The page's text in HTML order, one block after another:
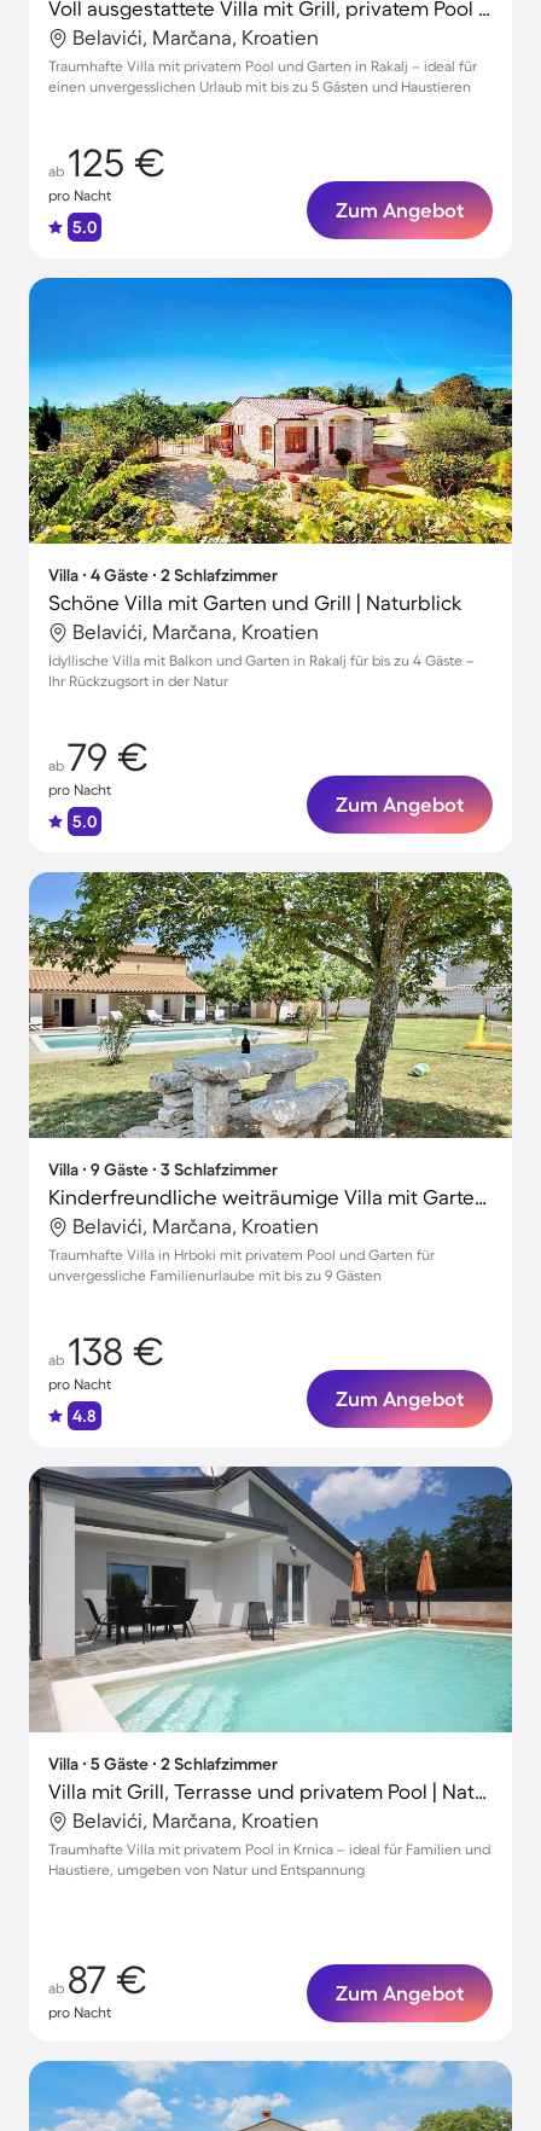
Voll ausgestattete Villa mit Grill, privatem Pool und Whirlpool | Perfekt für die Arbeit von Zuhause | Haustierfreundlich
Belavići, Marčana, Kroatien
Traumhafte Villa mit privatem Pool und Garten in Rakalj – ideal für
einen unvergesslichen Urlaub mit bis zu 5 Gästen und Haustieren
ab 125 €
pro Nacht
5.0
Zum Angebot
Villa ∙ 4 Gäste ∙ 2 Schlafzimmer
Schöne Villa mit Garten und Grill | Naturblick
Belavići, Marčana, Kroatien
Idyllische Villa mit Balkon und Garten in Rakalj für bis zu 4 Gäste –
Ihr Rückzugsort in der Natur
ab 79 €
pro Nacht
5.0
Zum Angebot
Villa ∙ 9 Gäste ∙ 3 Schlafzimmer
Kinderfreundliche weiträumige Villa mit Garten, privatem Pool und Grill | Perfekt für die Arbeit von Zuhause | Haustiere sind willkommen
Belavići, Marčana, Kroatien
Traumhafte Villa in Hrboki mit privatem Pool und Garten für
unvergessliche Familienurlaube mit bis zu 9 Gästen
ab 138 €
pro Nacht
4.8
Zum Angebot
Villa ∙ 5 Gäste ∙ 2 Schlafzimmer
Villa mit Grill, Terrasse und privatem Pool | Naturblick
Belavići, Marčana, Kroatien
Traumhafte Villa mit privatem Pool in Krnica – ideal für Familien und
Haustiere, umgeben von Natur und Entspannung
ab 87 €
pro Nacht
Zum Angebot